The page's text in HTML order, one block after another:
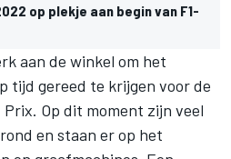
op plekje aan begin van F1-
aan de winkel om het
tijd gereed te krijgen voor de
Op dit moment zijn veel
en staan er op het